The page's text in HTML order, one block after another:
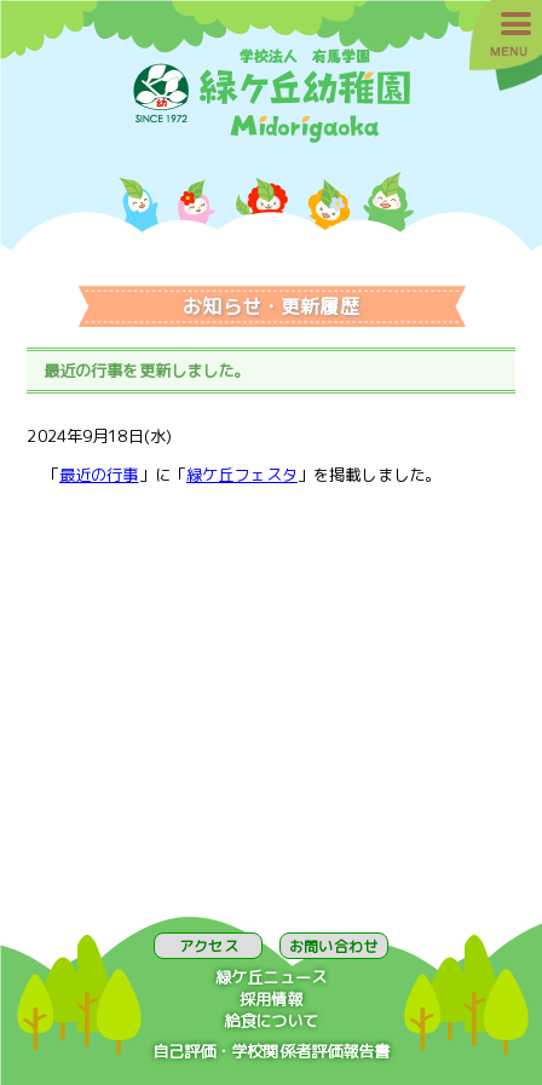
お知らせ・更新履歴
最近の行事を更新しました。
2024年9月18日(水)
「最近の行事 」に「緑ケ丘フェスタ 」を掲載しました。
アクセス お問い合わせ
緑ケ丘ニュース
採用情報
給食について
自己評価・学校関係者評価報告書